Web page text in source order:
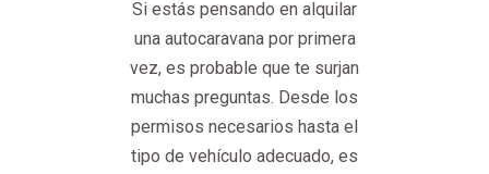
Si estás pensando en alquilar
una autocaravana por primera
vez, es probable que te surjan
muchas preguntas. Desde los
permisos necesarios hasta el
tipo de vehículo adecuado, es